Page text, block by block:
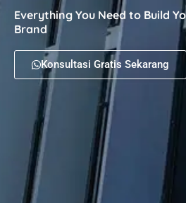
Everything You Need to Build
Brand
Konsultasi Gratis Sekarang